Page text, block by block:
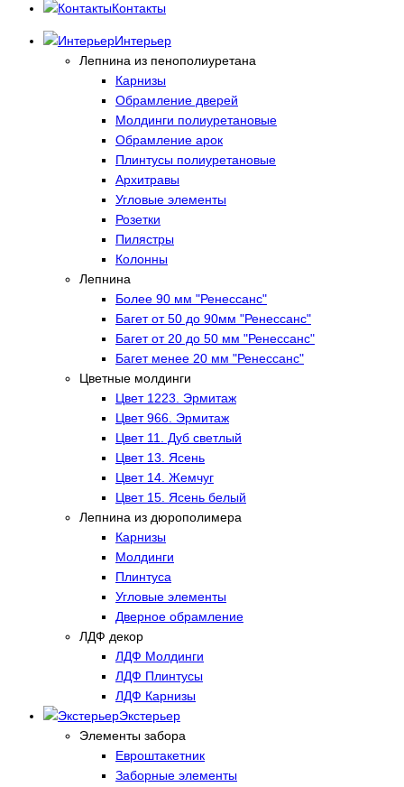
Контакты
Интерьер
Лепнина из пенополиуретана
Карнизы
Обрамление дверей
Молдинги полиуретановые
Обрамление арок
Плинтусы полиуретановые
Архитравы
Угловые элементы
Розетки
Пилястры
Колонны
Лепнина
Более 90 мм "Ренессанс"
Багет от 50 до 90мм "Ренессанс"
Багет от 20 до 50 мм "Ренессанс"
Багет менее 20 мм "Ренессанс"
Цветные молдинги
Цвет 1223. Эрмитаж
Цвет 966. Эрмитаж
Цвет 11. Дуб светлый
Цвет 13. Ясень
Цвет 14. Жемчуг
Цвет 15. Ясень белый
Лепнина из дюрополимера
Карнизы
Молдинги
Плинтуса
Угловые элементы
Дверное обрамление
ЛДФ декор
ЛДФ Молдинги
ЛДФ Плинтусы
ЛДФ Карнизы
Экстерьер
Элементы забора
Евроштакетник
Заборные элементы